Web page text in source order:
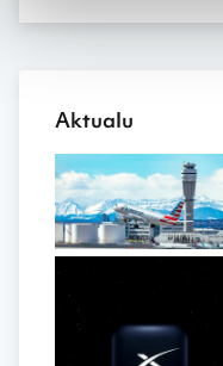
Aktualu